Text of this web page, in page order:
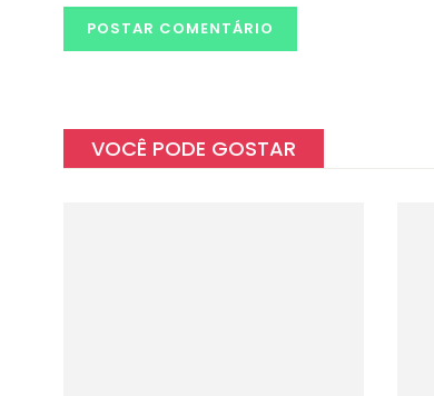
VOCÊ PODE GOSTAR